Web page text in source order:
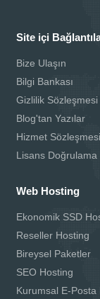
Site içi
Bize Ulaşın
Bilgi Bankası
Gizlilik Sözleşmesi
Blog'tan Yazılar
Hizmet Sözleşmesi
Lisans Doğrulama
Web Hosting
Ekonomik SSD
Reseller Hosting
Bireysel Paketler
SEO Hosting
Kurumsal E-Posta